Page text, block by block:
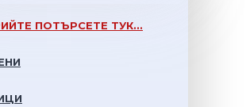
ПОТЪРСЕТЕ ТУК...